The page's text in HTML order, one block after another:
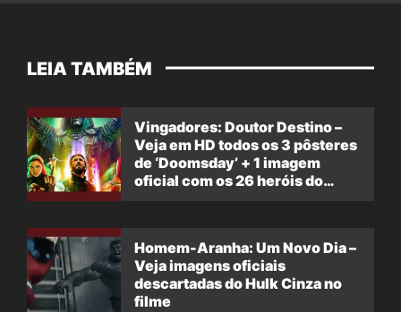
LEIA TAMBÉM
Vingadores: Doutor Destino –
Veja em HD todos os 3 pôsteres
de ‘Doomsday’ + 1 imagem
oficial com os 26 heróis do
Homem-Aranha: Um Novo Dia –
Veja imagens oficiais
descartadas do Hulk Cinza no
filme